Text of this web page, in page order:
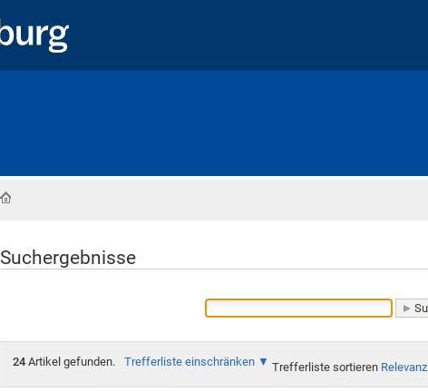
Suchergebnisse
24Artikel gefunden. Trefferliste einschränken Trefferliste sortieren Relevanz